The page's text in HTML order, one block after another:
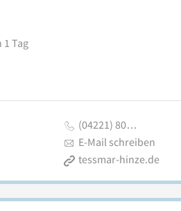
Tag
(04221) 80…
E-Mail schreiben
tessmar-hinze.de